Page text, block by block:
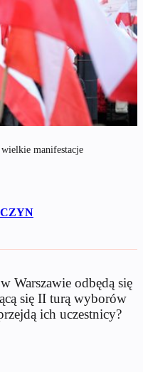
manifestacje
Warszawie odbędą się
się II turą wyborów
ich uczestnicy?